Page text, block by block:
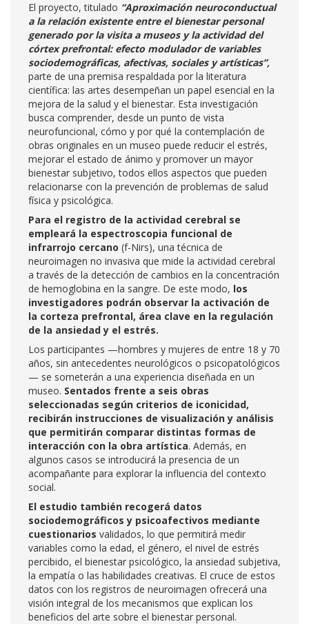
El proyecto, titulado “Aproximación neuroconductual
a la relación existente entre el bienestar personal
generado por la visita a museos y la actividad del
córtex prefrontal: efecto modulador de variables
sociodemográficas, afectivas, sociales y artísticas”,
parte de una premisa respaldada por la literatura
científica: las artes desempeñan un papel esencial en la
mejora de la salud y el bienestar. Esta investigación
busca comprender, desde un punto de vista
neurofuncional, cómo y por qué la contemplación de
obras originales en un museo puede reducir el estrés,
mejorar el estado de ánimo y promover un mayor
bienestar subjetivo, todos ellos aspectos que pueden
relacionarse con la prevención de problemas de salud
física y psicológica.
Para el registro de la actividad cerebral se
empleará la espectroscopia funcional de
infrarrojo cercano (f-Nirs), una técnica de
neuroimagen no invasiva que mide la actividad cerebral
a través de la detección de cambios en la concentración
de hemoglobina en la sangre. De este modo, los
investigadores podrán observar la activación de
la corteza prefrontal, área clave en la regulación
de la ansiedad y el estrés.
Los participantes —hombres y mujeres de entre 18 y 70
años, sin antecedentes neurológicos o psicopatológicos
— se someterán a una experiencia diseñada en un
museo. Sentados frente a seis obras
seleccionadas según criterios de iconicidad,
recibirán instrucciones de visualización y análisis
que permitirán comparar distintas formas de
interacción con la obra artística. Además, en
algunos casos se introducirá la presencia de un
acompañante para explorar la influencia del contexto
social.
El estudio también recogerá datos
sociodemográficos y psicoafectivos mediante
cuestionarios validados, lo que permitirá medir
variables como la edad, el género, el nivel de estrés
percibido, el bienestar psicológico, la ansiedad subjetiva,
la empatía o las habilidades creativas. El cruce de estos
datos con los registros de neuroimagen ofrecerá una
visión integral de los mecanismos que explican los
beneficios del arte sobre el bienestar personal.